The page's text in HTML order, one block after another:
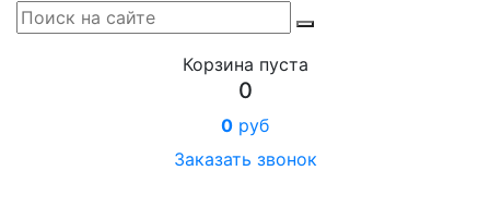
Корзина пуста
0
0 руб
Заказать звонок